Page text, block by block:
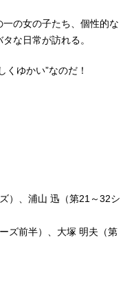
の女の子たち、個性的な
な日常が訪れる。
くゆかい”なのだ！
）、浦山 迅（第21～32シ
ズ前半）、大塚 明夫（第